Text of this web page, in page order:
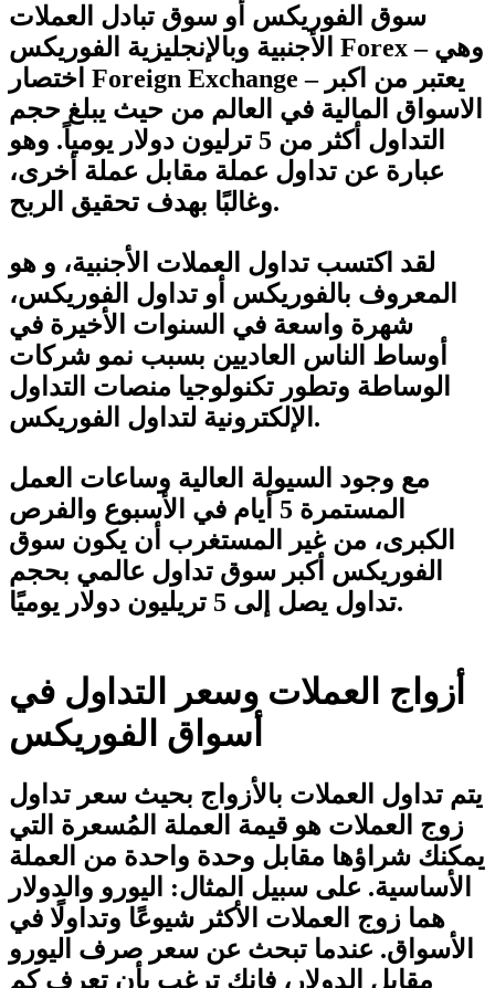
سوق الفوريكس أو سوق تبادل العملات
الأجنبية وبالإنجليزية الفوريكس Forex – وهي
اختصار Foreign Exchange – يعتبر من اكبر
الاسواق المالية في العالم من حيث يبلغ حجم
التداول أكثر من 5 ترليون دولار يومياً. وهو
عبارة عن تداول عملة مقابل عملة أخرى،
وغالبًا بهدف تحقيق الربح.
لقد اكتسب تداول العملات الأجنبية، و هو
المعروف بالفوريكس أو تداول الفوريكس،
شهرة واسعة في السنوات الأخيرة في
أوساط الناس العاديين بسبب نمو شركات
الوساطة وتطور تكنولوجيا منصات التداول
الإلكترونية لتداول الفوريكس.
مع وجود السيولة العالية وساعات العمل
المستمرة 5 أيام في الأسبوع والفرص
الكبرى، من غير المستغرب أن يكون سوق
الفوريكس أكبر سوق تداول عالمي بحجم
تداول يصل إلى 5 تريليون دولار يوميًا.
أزواج العملات وسعر التداول في
أسواق الفوريكس
يتم تداول العملات بالأزواج بحيث سعر تداول
زوج العملات هو قيمة العملة المُسعرة التي
يمكنك شراؤها مقابل وحدة واحدة من العملة
الأساسية. على سبيل المثال: اليورو والدولار
هما زوج العملات الأكثر شيوعًا وتداولًا في
الأسواق. عندما تبحث عن سعر صرف اليورو
مقابل الدولار، فإنك ترغب بأن تعرف كم